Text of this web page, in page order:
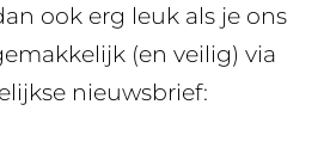
ook erg leuk als je ons
(en veilig) via
nieuwsbrief: